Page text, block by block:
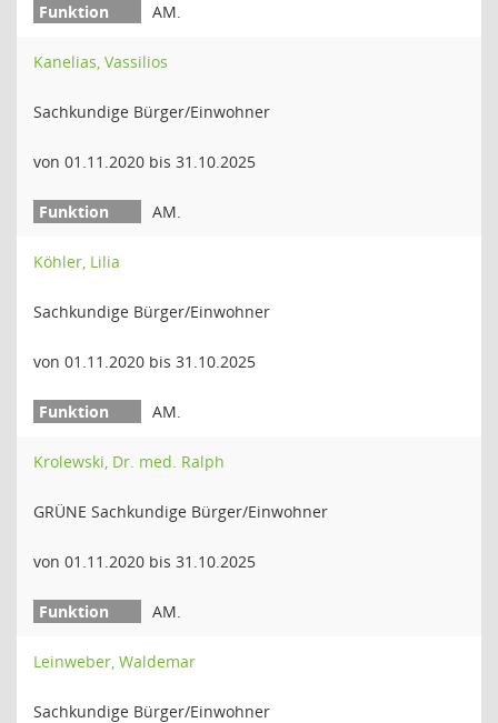
AM.
Kanelias, Vassilios
Sachkundige Bürger/Einwohner
von 01.11.2020 bis 31.10.2025
AM.
Köhler, Lilia
Sachkundige Bürger/Einwohner
von 01.11.2020 bis 31.10.2025
AM.
Krolewski, Dr. med. Ralph
GRÜNE Sachkundige Bürger/Einwohner
von 01.11.2020 bis 31.10.2025
AM.
Leinweber, Waldemar
Sachkundige Bürger/Einwohner